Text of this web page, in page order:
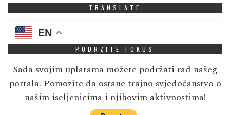
TRANSLATE
EN
PODRZITE FOKUS
Sada svojim uplatama možete podržati rad našeg
portala. Pomozite da ostane trajno svjedočanstvo o
našim iseljenicima i njihovim aktivnostima!